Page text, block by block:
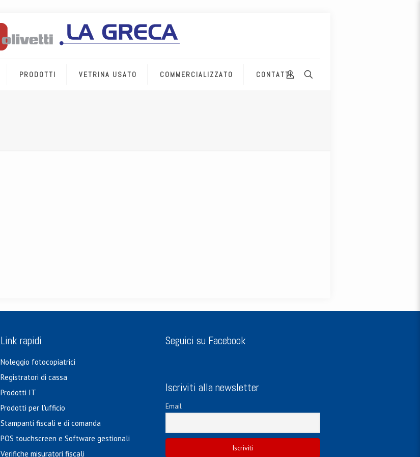
PRODOTTI VETRINA USATO COMMERCIALIZZATO CONTATTI
Link rapidi
Noleggio fotocopiatrici
Registratori di cassa
Prodotti IT
Prodotti per l'ufficio
Stampanti fiscali e di comanda
POS touchscreen e Software gestionali
Verifiche misuratori fiscali
Seguici su Facebook
Iscriviti alla newsletter
Email